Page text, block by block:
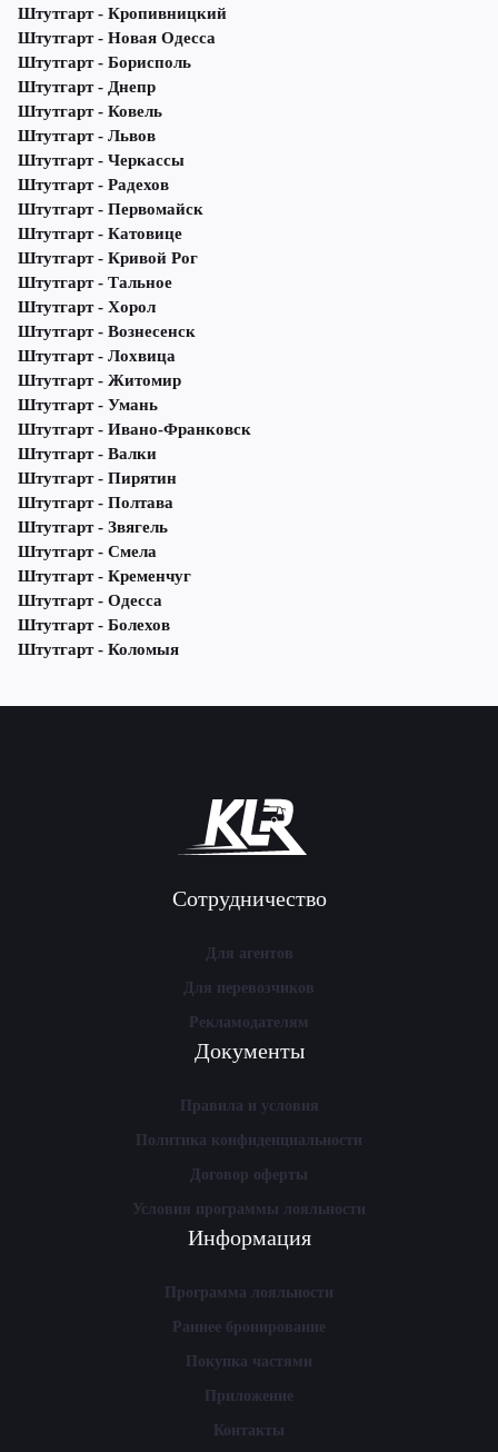
Штутгарт - Кропивницкий
Штутгарт - Новая Одесса
Штутгарт - Борисполь
Штутгарт - Днепр
Штутгарт - Ковель
Штутгарт - Львов
Штутгарт - Черкассы
Штутгарт - Радехов
Штутгарт - Первомайск
Штутгарт - Катовице
Штутгарт - Кривой Рог
Штутгарт - Тальное
Штутгарт - Хорол
Штутгарт - Вознесенск
Штутгарт - Лохвица
Штутгарт - Житомир
Штутгарт - Умань
Штутгарт - Ивано-Франковск
Штутгарт - Валки
Штутгарт - Пирятин
Штутгарт - Полтава
Штутгарт - Звягель
Штутгарт - Смела
Штутгарт - Кременчуг
Штутгарт - Одесса
Штутгарт - Болехов
Штутгарт - Коломыя
Сотрудничество
Для агентов
Для перевозчиков
Рекламодателям
Документы
Правила и условия
Политика конфиденциальности
Договор оферты
Условия программы лояльности
Информация
Программа лояльности
Раннее бронирование
Покупка частями
Приложение
Контакты